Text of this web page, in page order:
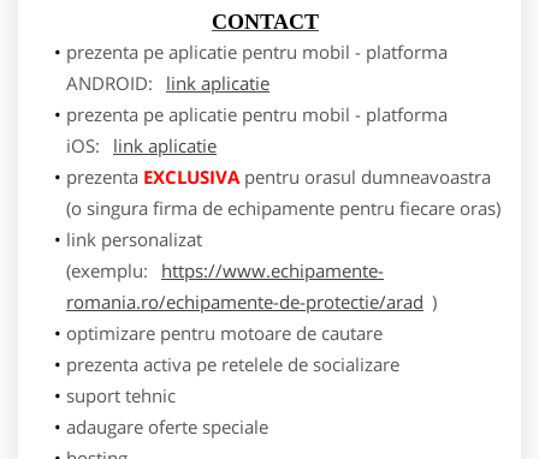
CONTACT
prezenta pe aplicatie pentru mobil - platforma
ANDROID:
link aplicatie
prezenta pe aplicatie pentru mobil - platforma
iOS:
link aplicatie
prezenta EXCLUSIVApentru orasul dumneavoastra
(o singura firma de echipamente pentru fiecare oras)
link personalizat
(exemplu:
https://www.echipamente-
romania.ro/echipamente-de-protectie/arad )
optimizare pentru motoare de cautare
prezenta activa pe retelele de socializare
suport tehnic
adaugare oferte speciale